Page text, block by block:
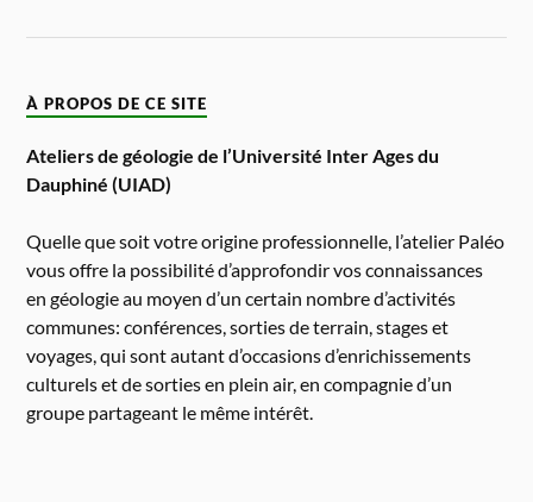
À PROPOS DE CE SITE
Ateliers de géologie de l’Université Inter Ages du
Dauphiné (UIAD)
Quelle que soit votre origine professionnelle, l’atelier Paléo
vous offre la possibilité d’approfondir vos connaissances
en géologie au moyen d’un certain nombre d’activités
communes: conférences, sorties de terrain, stages et
voyages, qui sont autant d’occasions d’enrichissements
culturels et de sorties en plein air, en compagnie d’un
groupe partageant le même intérêt.